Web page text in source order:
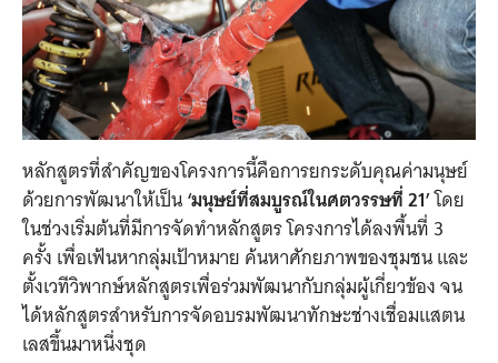
หลักสูตรที่สำคัญของโครงการนี้คือการยกระดับคุณค่ามนุษย์
ด้วยการพัฒนาให้เป็น‘มนุษย์ที่สมบูรณ์ในศตวรรษที่ 21’โดย
ในช่วงเริ่มต้นที่มีการจัดทำหลักสูตร โครงการได้ลงพื้นที่ 3
ครั้ง เพื่อเฟ้นหากลุ่มเป้าหมาย ค้นหาศักยภาพของชุมชน และ
ตั้งเวทีวิพากษ์หลักสูตรเพื่อร่วมพัฒนากับกลุ่มผู้เกี่ยวข้อง จน
ได้หลักสูตรสำหรับการจัดอบรมพัฒนาทักษะช่างเชื่อมแสตน
เลสขึ้นมาหนึ่งชุด